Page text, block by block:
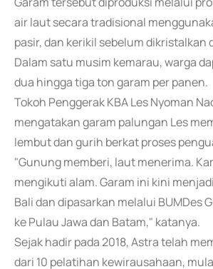
air laut secara tradisional
pasir, dan kerikil sebelum dikristalkan
Dalam satu musim kemarau, warga
dua hingga tiga ton garam per panen.
Tokoh Penggerak KBA Les Nyoman
mengatakan garam palungan Les
lembut dan gurih berkat proses
"Gunung memberi, laut menerima.
mengikuti alam. Garam ini kini
Bali dan dipasarkan melalui BUMDes
ke Pulau Jawa dan Batam," katanya.
Sejak hadir pada 2018, Astra telah
dari 10 pelatihan kewirausahaan,